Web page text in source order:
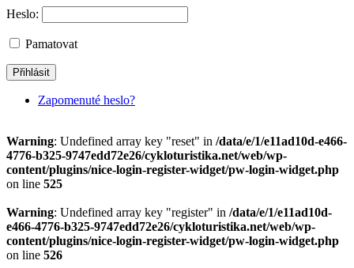
Heslo:
Pamatovat
Zapomenuté heslo?
Warning: Undefined array key "reset" in /data/e/1/e11ad10d-e466-
4776-b325-9747edd72e26/cykloturistika.net/web/wp-
content/plugins/nice-login-register-widget/pw-login-widget.php
on line 525
Warning: Undefined array key "register" in /data/e/1/e11ad10d-
e466-4776-b325-9747edd72e26/cykloturistika.net/web/wp-
content/plugins/nice-login-register-widget/pw-login-widget.php
on line 526